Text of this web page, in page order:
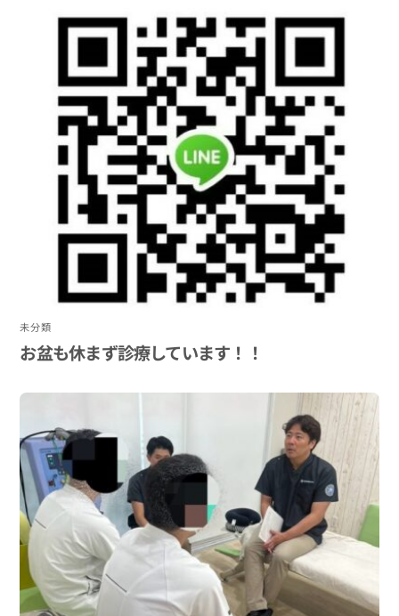
未分類
お盆も休まず診療しています！！